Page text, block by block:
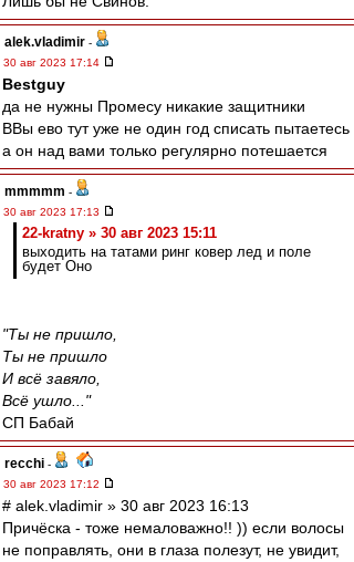
alek.vladimir -
30 авг 2023 17:14
Bestguy
да не нужны Промесу никакие защитники
ВВы ево тут уже не один год списать пытаетесь
а он над вами только регулярно потешается
mmmmm -
30 авг 2023 17:13
22-kratny » 30 авг 2023 15:11
выходить на татами ринг ковер лед и поле
будет Оно
"Ты не пришло,
Ты не пришло
И всё завяло,
Всё ушло..."
СП Бабай
recchi -
30 авг 2023 17:12
# alek.vladimir » 30 авг 2023 16:13
Причёска - тоже немаловажно!! )) если волосы
не поправлять, они в глаза полезут, не увидит,